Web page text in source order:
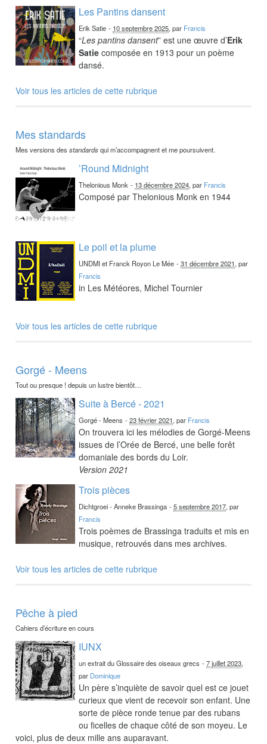
Les Pantins dansent
Erik Satie - 10 septembre 2025, par Francis
“Les pantins dansent” est une œuvre d’Erik
Satie composée en 1913 pour un poème
dansé.
Voir tous les articles de cette rubrique
Mes standards
Mes versions desstandardsqui m’accompagnent et me poursuivent.
’Round Midnight
Thelonious Monk - 13 décembre 2024, par Francis
Composé par Thelonious Monk en 1944
Le poil et la plume
UNDMI et Franck Royon Le Mée -31 décembre 2021, par
Francis
in Les Météores, Michel Tournier
Voir tous les articles de cette rubrique
Gorgé - Meens
Tout ou presque ! depuis un lustre bientôt…
Suite à Bercé - 2021
Gorgé - Meens -23 février 2021, par Francis
On trouvera ici les mélodies de Gorgé-Meens
issues de l’Orée de Bercé, une belle forêt
domaniale des bords du Loir.
Version 2021
Trois pièces
Dichtgroei - Anneke Brassinga -5 septembre 2017, par
Francis
Trois poèmes de Brassinga traduits et mis en
musique, retrouvés dans mes archives.
Voir tous les articles de cette rubrique
Pêche à pied
Cahiers d’écriture en cours
IUNX
un extrait du Glossaire des oiseaux grecs -7 juillet 2023,
par Dominique
Un père s’inquiète de savoir quel est ce jouet
curieux que vient de recevoir son enfant. Une
sorte de pièce ronde tenue par des rubans
ou ficelles de chaque côté de son moyeu. Le
voici, plus de deux mille ans auparavant.